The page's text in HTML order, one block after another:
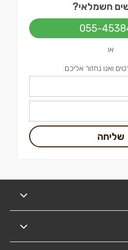
חשמלאי?
055-
או
ואנו נחזור אליכם:
שליחה